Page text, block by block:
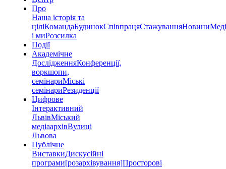
Про
Наша історія та
ціліКомандаБудинокСпівпрацяСтажуванняНовини
і миРозсилка
Події
Академічне
ДослідженняКонференції,
воркшопи,
семінариМіські
семінариРезиденції
Цифрове
Інтерактивний
ЛьвівМіський
медіаархівВулиці
Львова
Публічне
ВиставкиДискусійні
програми[розархівування]Просторові